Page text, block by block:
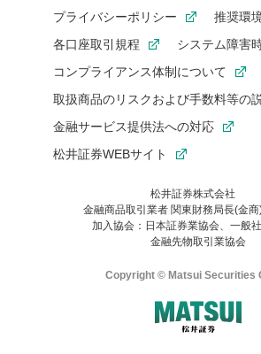
プライバシーポリシー
推奨環
各口座取引規程
システム障害
コンプライアンス体制について
取扱商品のリスクおよび手数料等の
金融サービス提供法への対応
松井証券WEBサイト
松井証券株式会社
金融商品取引業者 関東財務局長(金
加入協会：日本証券業協会、一般
金融先物取引業協会
Copyright © Matsui Securities
お気に入り機能は松井証券の会員限定の機
お気に入り登録いただくと、後からいつで
ンツを一覧でご確認いただけます。
ご利用いただくには口座開設が必要です。
はご利用の端末で一度ログインしてください